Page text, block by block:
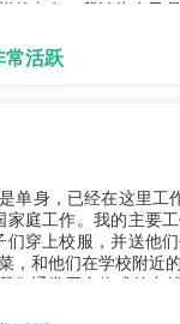
常活跃
单身，已经在这里工
庭工作。我的主要
穿上校服，并送他
，和他们在学校附近